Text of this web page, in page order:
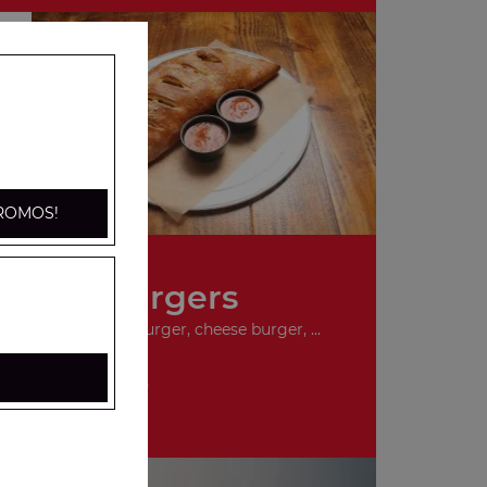
Nos Burgers
double hamburger, cheese burger, ...
+